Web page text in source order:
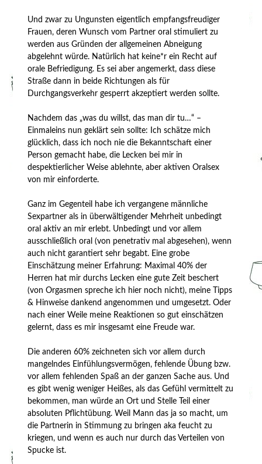
Und zwar zu Ungunsten eigentlich empfangsfreudiger
Frauen, deren Wunsch vom Partner oral stimuliert zu
werden aus Gründen der allgemeinen Abneigung
abgelehnt würde. Natürlich hat keine*r ein Recht auf
orale Befriedigung. Es sei aber angemerkt, dass diese
Straße dann in beide Richtungen als für
Durchgangsverkehr gesperrt akzeptiert werden sollte.
Nachdem das „was du willst, das man dir tu…“ –
Einmaleins nun geklärt sein sollte: Ich schätze mich
glücklich, dass ich noch nie die Bekanntschaft einer
Person gemacht habe, die Lecken bei mir in
despektierlicher Weise ablehnte, aber aktiven Oralsex
von mir einforderte.
Ganz im Gegenteil habe ich vergangene männliche
Sexpartner als in überwältigender Mehrheit unbedingt
oral aktiv an mir erlebt. Unbedingt und vor allem
ausschließlich oral (von penetrativ mal abgesehen), wenn
auch nicht garantiert sehr begabt. Eine grobe
Einschätzung meiner Erfahrung: Maximal 40% der
Herren hat mir durchs Lecken eine gute Zeit beschert
(von Orgasmen spreche ich hier noch nicht), meine Tipps
& Hinweise dankend angenommen und umgesetzt. Oder
nach einer Weile meine Reaktionen so gut einschätzen
gelernt, dass es mir insgesamt eine Freude war.
Die anderen 60% zeichneten sich vor allem durch
mangelndes Einfühlungsvermögen, fehlende Übung bzw.
vor allem fehlenden Spaß an der ganzen Sache aus. Und
es gibt wenig weniger Heißes, als das Gefühl vermittelt zu
bekommen, man würde an Ort und Stelle Teil einer
absoluten Pflichtübung. Weil Mann das ja so macht, um
die Partnerin in Stimmung zu bringen aka feucht zu
kriegen, und wenn es auch nur durch das Verteilen von
Spucke ist.